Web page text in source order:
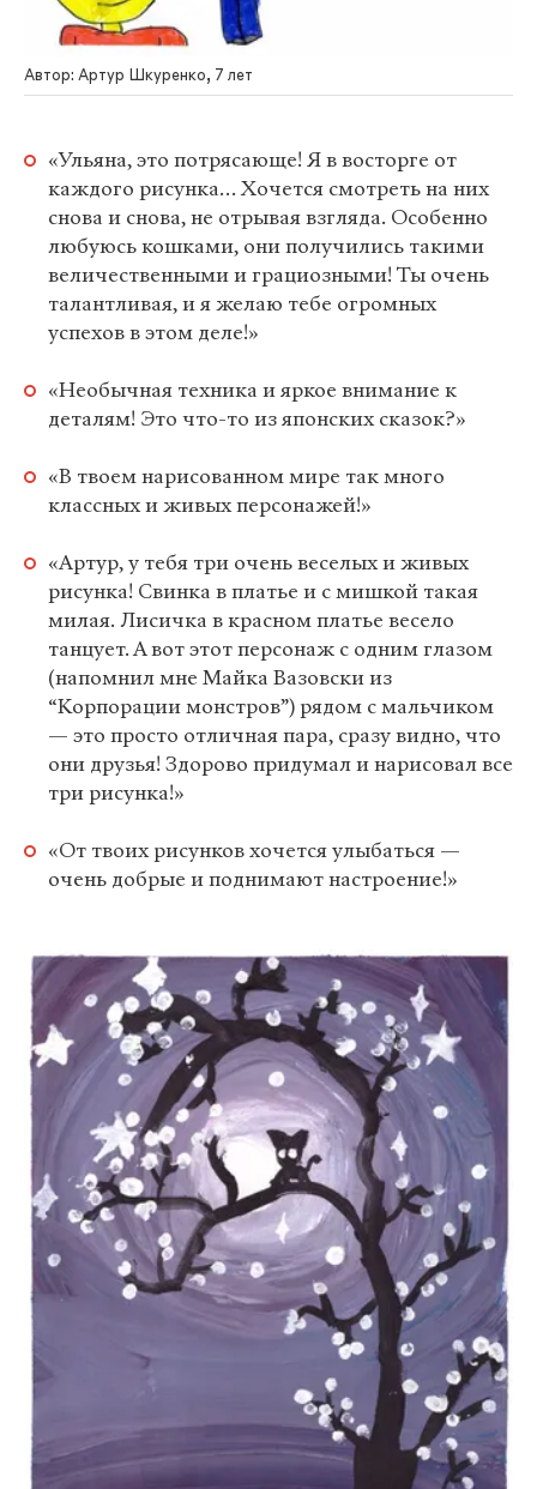
Автор: Артур Шкуренко, 7 лет
«Ульяна, это потрясающе! Я в восторге от
каждого рисунка… Хочется смотреть на них
снова и снова, не отрывая взгляда. Особенно
любуюсь кошками, они получились такими
величественными и грациозными! Ты очень
талантливая, и я желаю тебе огромных
успехов в этом деле!»
«Необычная техника и яркое внимание к
деталям! Это что-то из японских сказок?»
«В твоем нарисованном мире так много
классных и живых персонажей!»
«Артур, у тебя три очень веселых и живых
рисунка! Свинка в платье и с мишкой такая
милая. Лисичка в красном платье весело
танцует. А вот этот персонаж с одним глазом
(напомнил мне Майка Вазовски из
“Корпорации монстров”) рядом с мальчиком
— это просто отличная пара, сразу видно, что
они друзья! Здорово придумал и нарисовал все
три рисунка!»
«От твоих рисунков хочется улыбаться —
очень добрые и поднимают настроение!»